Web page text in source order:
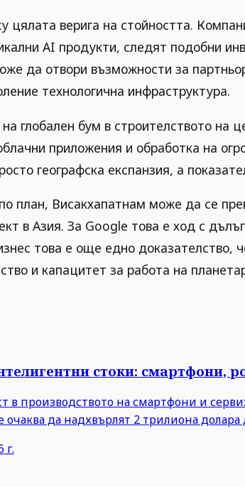
цялата верига на стойността.
AI продукти, следят подобни
да отвори възможности за
технологична инфраструктура.
глобален бум в строителството на
приложения и обработка на
географска експанзия, а
план, Висакхапатнам може да се
в Азия. За Google това е ход с
това е още едно
и капацитет за работа на
стоки: смартфони,
в производството на смартфони и
очаква да надхвърлят 2 трилиона долара
г.